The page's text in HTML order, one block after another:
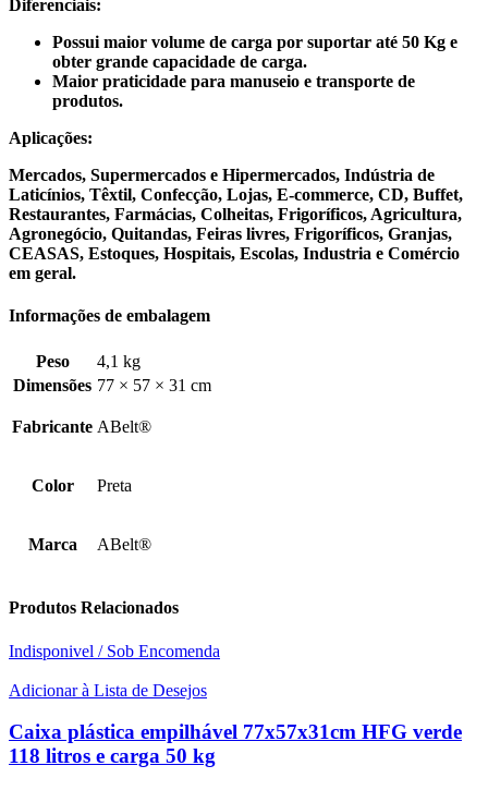
Diferenciais:
Possui maior volume de carga por suportar até 50 Kg e
obter grande capacidade de carga.
Maior praticidade para manuseio e transporte de
produtos.
Aplicações:
Mercados, Supermercados e Hipermercados, Indústria de
Laticínios, Têxtil, Confecção, Lojas, E-commerce, CD, Buffet,
Restaurantes, Farmácias, Colheitas, Frigoríficos, Agricultura,
Agronegócio, Quitandas, Feiras livres, Frigoríficos, Granjas,
CEASAS, Estoques, Hospitais, Escolas, Industria e Comércio
em geral.
Informações de embalagem
Peso
4,1 kg
Dimensões 77 × 57 × 31 cm
Fabricante ABelt®
Color Preta
Marca ABelt®
Produtos Relacionados
Indisponivel / Sob Encomenda
Adicionar à Lista de Desejos
Caixa plástica empilhável 77x57x31cm HFG verde
118 litros e carga 50 kg